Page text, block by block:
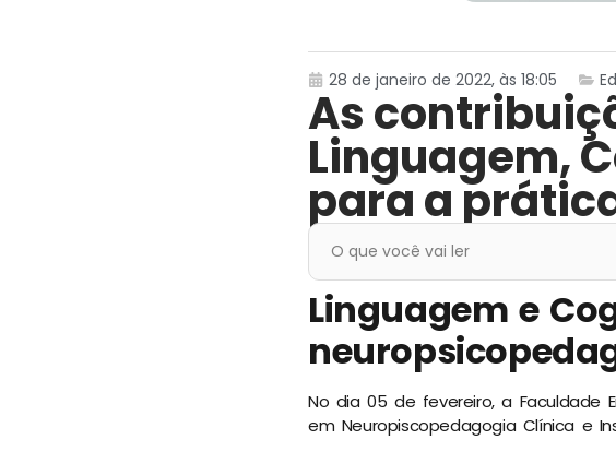
28 de janeiro de 2022, às 18:05
As
Linguagem,
para a
O que você vai ler
Linguagem e
No dia 05 de fevereiro, a Faculdade
em Neuropiscopedagogia Clínica e